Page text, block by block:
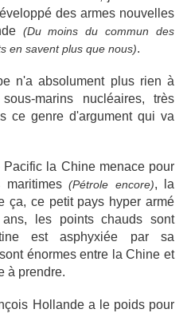
des armes nouvelles
(Du moins du commun des
en savent plus que nous).
n'a absolument plus rien à
marins nucléaires, très
ce genre d'argument qui va
la Chine menace pour
maritimes(Pétrole encore), la
ça, ce petit pays hyper armé
les points chauds sont
est asphyxiée par sa
énormes entre la Chine et
à prendre.
Hollande a le poids pour